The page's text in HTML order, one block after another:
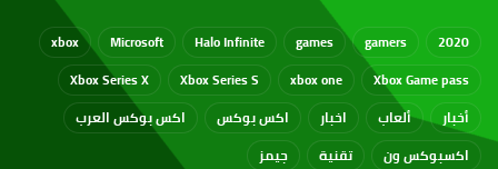
2020
gamers
games
Halo Infinite
Microsoft
xbox
Xbox Game pass
xbox one
Xbox Series S
Xbox Series X
أخبار
ألعاب اخبار اكس بوكس
اكس بوكس العرب
اكسبوكس ون
تقنية جيمز